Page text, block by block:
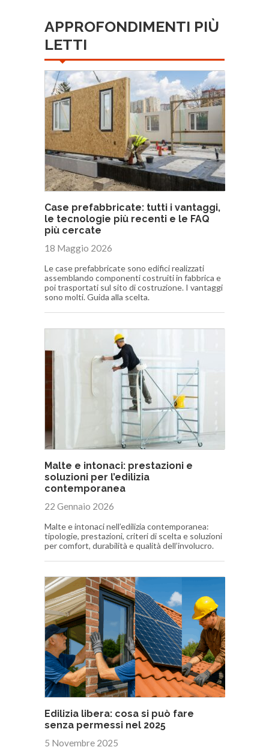
APPROFONDIMENTI PIÙ
LETTI
Case prefabbricate: tutti i vantaggi,
le tecnologie più recenti e le FAQ
più cercate
18 Maggio 2026
Le case prefabbricate sono edifici realizzati
assemblando componenti costruiti in fabbrica e
poi trasportati sul sito di costruzione. I vantaggi
sono molti. Guida alla scelta.
Malte e intonaci: prestazioni e
soluzioni per l’edilizia
contemporanea
22 Gennaio 2026
Malte e intonaci nell’edilizia contemporanea:
tipologie, prestazioni, criteri di scelta e soluzioni
per comfort, durabilità e qualità dell’involucro.
Edilizia libera: cosa si può fare
senza permessi nel 2025
5 Novembre 2025